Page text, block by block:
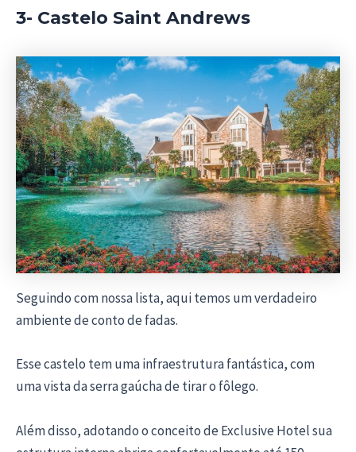
3- Castelo Saint Andrews
Seguindo com nossa lista, aqui temos um verdadeiro
ambiente de conto de fadas.
Esse castelo tem uma infraestrutura fantástica, com
uma vista da serra gaúcha de tirar o fôlego.
Além disso, adotando o conceito de Exclusive Hotel sua